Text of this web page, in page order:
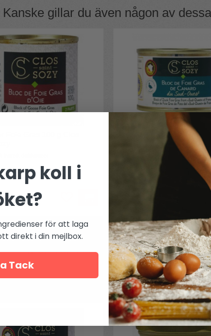
i Grekland, Parmigiano-Reggiano-
skinka producerad i den spanska staden
kvalitet för vin, ost (ex Brie,
Samtidigt främjar det kvalitet och
råvaran komma från ursprungsregionen
Kanske gillar du även någon av
Anklever 65 g Foie Gras
En klassisk fransk delikatess
Mer frånAu temps d?Eugenie
Andra köpte även
koll i
för att laga
direkt i din mejlbox.
Tack